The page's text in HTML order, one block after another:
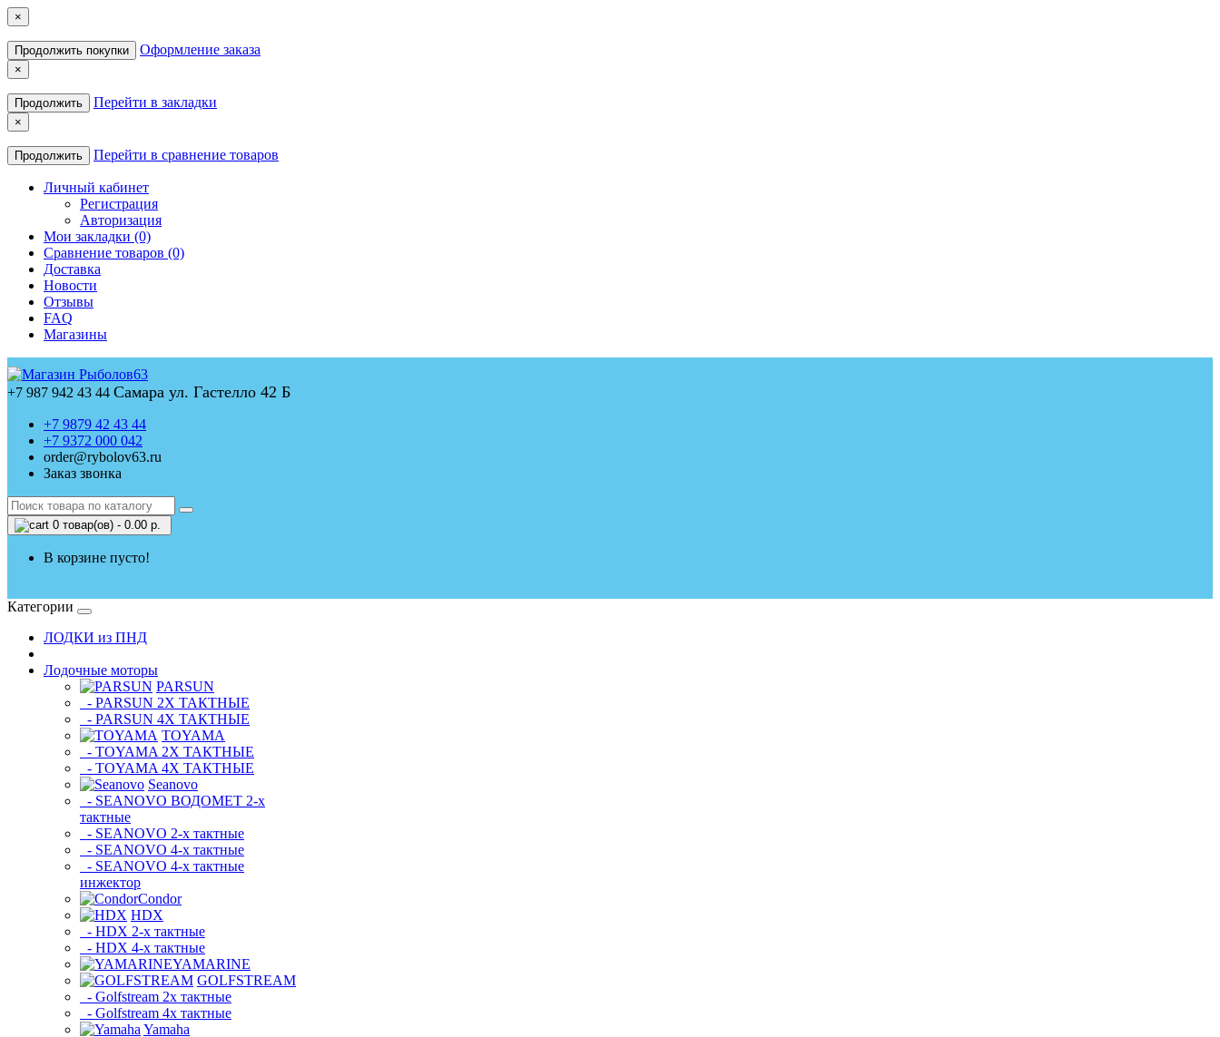
×
Продолжить покупки Оформление заказа
×
Продолжить Перейти в закладки
×
Продолжить Перейти в сравнение товаров
Личный кабинет
Регистрация
Авторизация
Мои закладки (0)
Сравнение товаров (0)
Доставка
Новости
Отзывы
FAQ
Магазины
+7 987 942 43 44 Самара ул. Гастелло 42 Б
+7 9879 42 43 44
+7 9372 000 042
order@rybolov63.ru
Заказ звонка
0 товар(ов) - 0.00 р.
В корзине пусто!
Категории
ЛОДКИ из ПНД
Лодочные моторы
PARSUN
- PARSUN 2Х ТАКТНЫЕ
- PARSUN 4Х ТАКТНЫЕ
TOYAMA
- TOYAMA 2Х ТАКТНЫЕ
- TOYAMA 4Х ТАКТНЫЕ
Seanovo
- SEANOVO ВОДОМЕТ 2-х
тактные
- SEANOVO 2-х тактные
- SEANOVO 4-х тактные
- SEANOVO 4-х тактные
инжектор
Condor
HDX
- HDX 2-х тактные
- HDX 4-х тактные
YAMARINE
GOLFSTREAM
- Golfstream 2х тактные
- Golfstream 4х тактные
Yamaha